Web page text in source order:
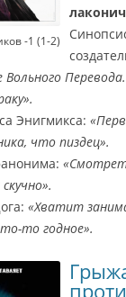
-1 (1-2)
Вольного
Энигмикса:
что пиздец».
«Хватит
то годное».